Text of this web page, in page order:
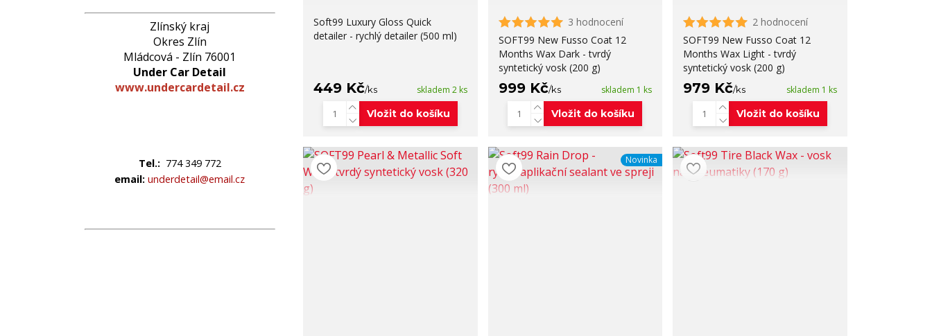
Soft99 Luxury Gloss Quick
detailer - rychlý detailer (500 ml)
449 Kč/ks skladem 2 ks
Vložit do košíku
3 hodnocení
SOFT99 New Fusso Coat 12
Months Wax Dark - tvrdý
syntetický vosk (200 g)
999 Kč/ks skladem 1 ks
Vložit do košíku
2 hodnocení
SOFT99 New Fusso Coat 12
Months Wax Light - tvrdý
syntetický vosk (200 g)
979 Kč/ks skladem 1 ks
Vložit do košíku
Novinka
Zlínský kraj
Okres Zlín
Mládcová - Zlín 76001
Under Car Detail
www.undercardetail.cz
Tel.: 774 349 772
email:underdetail@email.cz